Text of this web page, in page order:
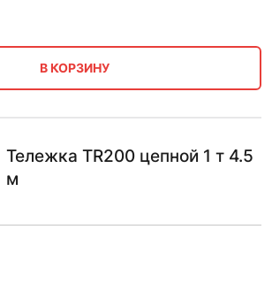
В КОРЗИНУ
Тележка TR200 цепной 1 т 4.5
м